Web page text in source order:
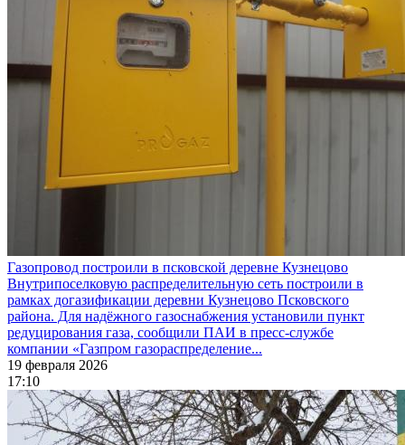
Газопровод построили в псковской деревне Кузнецово
Внутрипоселковую распределительную сеть построили в
рамках догазификации деревни Кузнецово Псковского
района. Для надёжного газоснабжения установили пункт
редуцирования газа, сообщили ПАИ в пресс-службе
компании «Газпром газораспределение...
19 февраля 2026
17:10